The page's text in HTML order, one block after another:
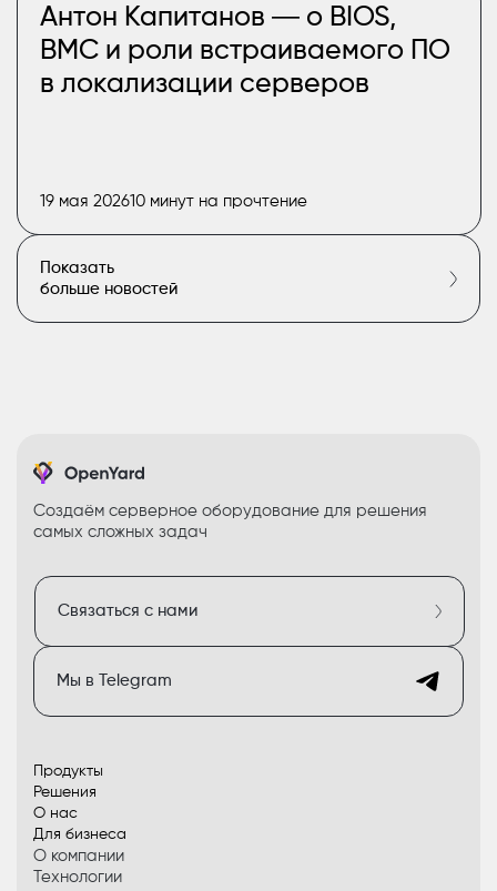
Антон Капитанов ― о BIOS,
BMC и роли встраиваемого ПО
в локализации серверов
19 мая 202610 минут на прочтение
Показать
больше новостей
Создаём серверное оборудование для решения
самых сложных задач
Связаться с нами
Мы в Telegram
Продукты
Решения
О нас
Для бизнеса
О компании
Технологии